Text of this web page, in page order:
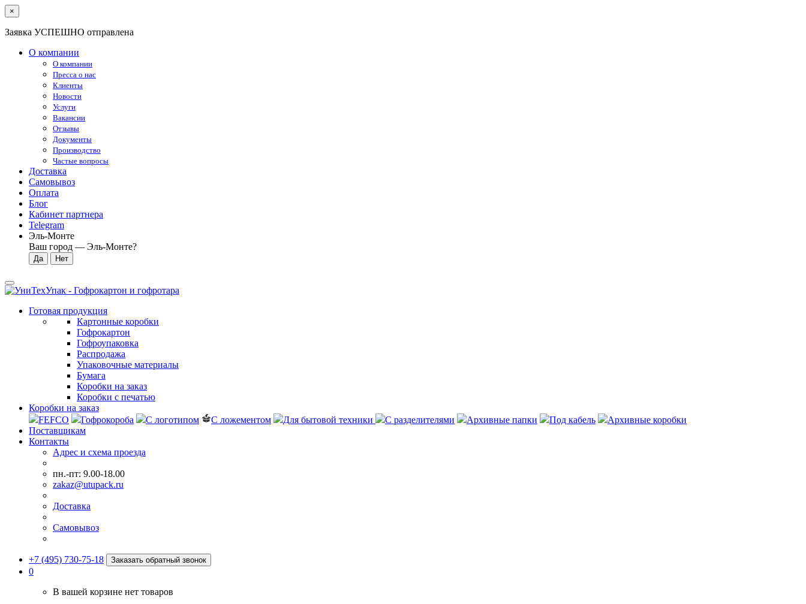
×
Заявка УСПЕШНО отправлена
О компании
О компании
Пресса о нас
Клиенты
Новости
Услуги
Вакансии
Отзывы
Документы
Производство
Частые вопросы
Доставка
Самовывоз
Оплата
Блог
Кабинет партнера
Telegram
Эль-Монте
Ваш город — Эль-Монте?
Готовая продукция
Картонные коробки
Гофрокартон
Гофроупаковка
Распродажа
Упаковочные материалы
Бумага
Коробки на заказ
Коробки с печатью
Коробки на заказ
FEFCO
Гофрокороба С логотипом С ложементом Для бытовой техники С разделителями Архивные папки Под кабель
Архивные коробки
Поставщикам
Контакты
Адрес и схема проезда
пн.-пт: 9.00-18.00
zakaz@utupack.ru
Доставка
Самовывоз
+7 (495) 730-75-18 Заказать обратный звонок
0
В вашей корзине нет товаров